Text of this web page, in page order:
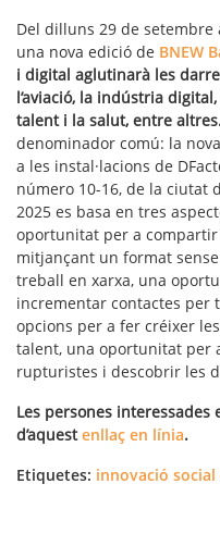
Del dilluns 29 de setembre
una nova edició de BNEW
i digital aglutinarà les
l’aviació, la indústria
talent i la salut, entre
denominador comú: la
a les instal·lacions de
número 10-16, de la ciutat
2025 es basa en tres
oportunitat per a
mitjançant un format
treball en xarxa, una
incrementar contactes per
opcions per a fer créixer
talent, una oportunitat per
rupturistes i descobrir les
Les persones
d’aquestenllaç en línia.
Etiquetes: innovació